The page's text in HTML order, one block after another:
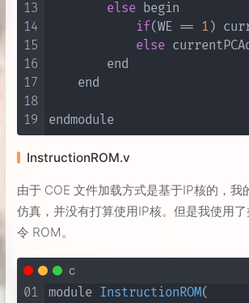
13
14
15
16
17
18
19
else begin
if(WE == 1)
else
        end
    end
InstructionROM.v
由于 COE 文件加载方式是基于IP核的，我
仿真，并没有打算使用IP核。但是我使用
令 ROM。
c
01
module InstructionROM(